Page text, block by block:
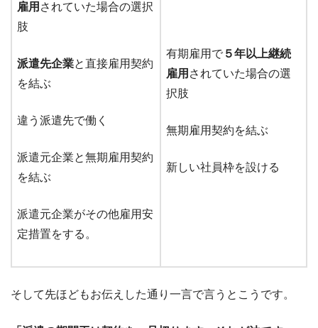
雇用 されていた場合の選択
肢
派遣先企業と直接雇用契約
を結ぶ
違う派遣先で働く
派遣元企業と無期雇用契約
を結ぶ
派遣元企業がその他雇用安
定措置をする。
有期雇用で ５年以上継続
雇用 されていた場合の選
択肢
無期雇用契約を結ぶ
新しい社員枠を設ける
そして先ほどもお伝えした通り一言で言うとこうです。